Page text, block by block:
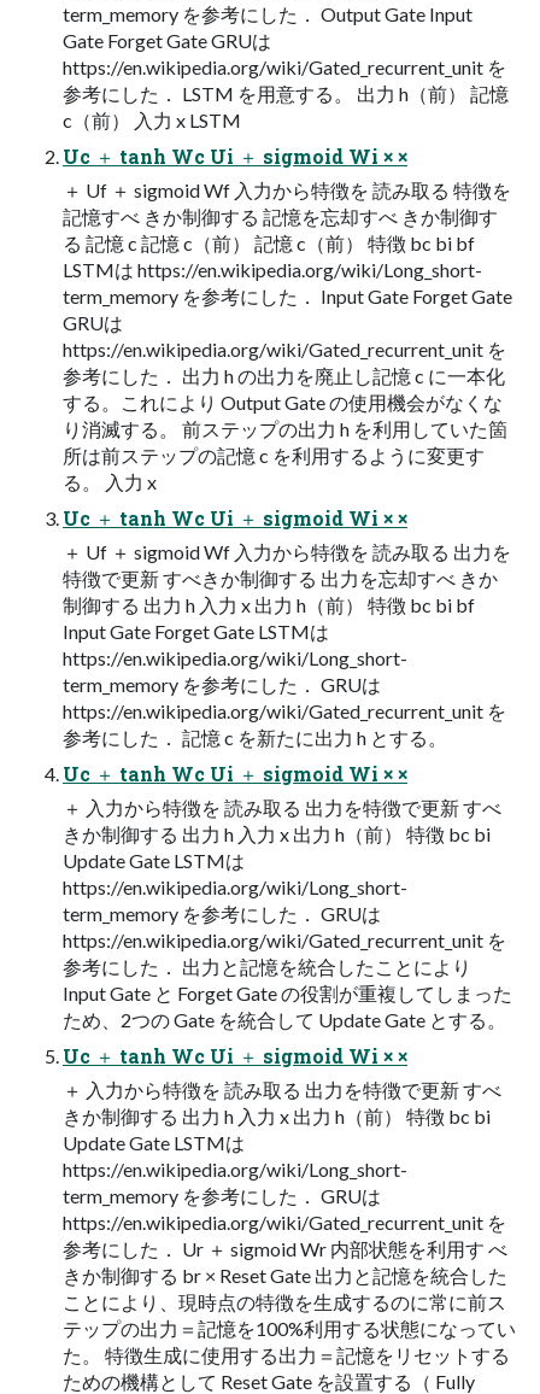
term_memory を参考にした． Output Gate Input
Gate Forget Gate GRUは
https://en.wikipedia.org/wiki/Gated_recurrent_unit を
参考にした． LSTM を用意する。 出力 h（前） 記憶
c（前） 入力 x LSTM
Uc ＋ tanh Wc Ui ＋ sigmoid Wi × ×
＋ Uf ＋ sigmoid Wf 入力から特徴を 読み取る 特徴を
記憶すべ きか制御する 記憶を忘却すべ きか制御す
る 記憶 c 記憶 c（前） 記憶 c（前） 特徴 bc bi bf
LSTMは https://en.wikipedia.org/wiki/Long_short-
term_memory を参考にした． Input Gate Forget Gate
GRUは
https://en.wikipedia.org/wiki/Gated_recurrent_unit を
参考にした． 出力 h の出力を廃止し記憶 c に一本化
する。これにより Output Gate の使用機会がなくな
り消滅する。 前ステップの出力 h を利用していた箇
所は前ステップの記憶 c を利用するように変更す
る。 入力 x
Uc ＋ tanh Wc Ui ＋ sigmoid Wi × ×
＋ Uf ＋ sigmoid Wf 入力から特徴を 読み取る 出力を
特徴で更新 すべきか制御する 出力を忘却すべ きか
制御する 出力 h 入力 x 出力 h（前） 特徴 bc bi bf
Input Gate Forget Gate LSTMは
https://en.wikipedia.org/wiki/Long_short-
term_memory を参考にした． GRUは
https://en.wikipedia.org/wiki/Gated_recurrent_unit を
参考にした． 記憶 c を新たに出力 h とする。
Uc ＋ tanh Wc Ui ＋ sigmoid Wi × ×
＋ 入力から特徴を 読み取る 出力を特徴で更新 すべ
きか制御する 出力 h 入力 x 出力 h（前） 特徴 bc bi
Update Gate LSTMは
https://en.wikipedia.org/wiki/Long_short-
term_memory を参考にした． GRUは
https://en.wikipedia.org/wiki/Gated_recurrent_unit を
参考にした． 出力と記憶を統合したことにより
Input Gate と Forget Gate の役割が重複してしまった
ため、2つの Gate を統合して Update Gate とする。
Uc ＋ tanh Wc Ui ＋ sigmoid Wi × ×
＋ 入力から特徴を 読み取る 出力を特徴で更新 すべ
きか制御する 出力 h 入力 x 出力 h（前） 特徴 bc bi
Update Gate LSTMは
https://en.wikipedia.org/wiki/Long_short-
term_memory を参考にした． GRUは
https://en.wikipedia.org/wiki/Gated_recurrent_unit を
参考にした． Ur ＋ sigmoid Wr 内部状態を利用す べ
きか制御する br × Reset Gate 出力と記憶を統合した
ことにより、現時点の特徴を生成するのに常に前ス
テップの出力＝記憶を100%利用する状態になってい
た。 特徴生成に使用する出力＝記憶をリセットする
ための機構として Reset Gate を設置する（ Fully